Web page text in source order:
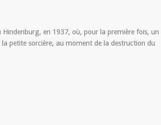
en 1937, où, pour la première fois, un
petite sorcière, au moment de la destruction du